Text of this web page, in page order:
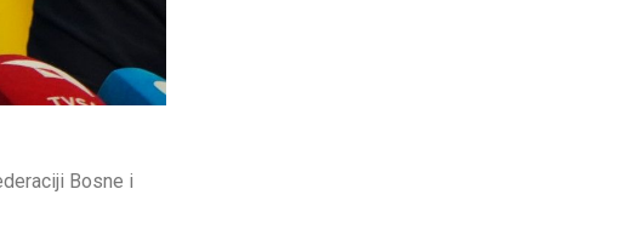
Bosne i